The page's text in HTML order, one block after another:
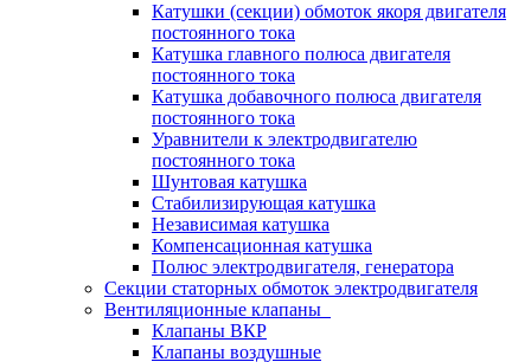
Катушки (секции) обмоток якоря двигателя
постоянного тока
Катушка главного полюса двигателя
постоянного тока
Катушка добавочного полюса двигателя
постоянного тока
Уравнители к электродвигателю
постоянного тока
Шунтовая катушка
Стабилизирующая катушка
Независимая катушка
Компенсационная катушка
Полюс электродвигателя, генератора
Секции статорных обмоток электродвигателя
Вентиляционные клапаны
Клапаны ВКР
Клапаны воздушные